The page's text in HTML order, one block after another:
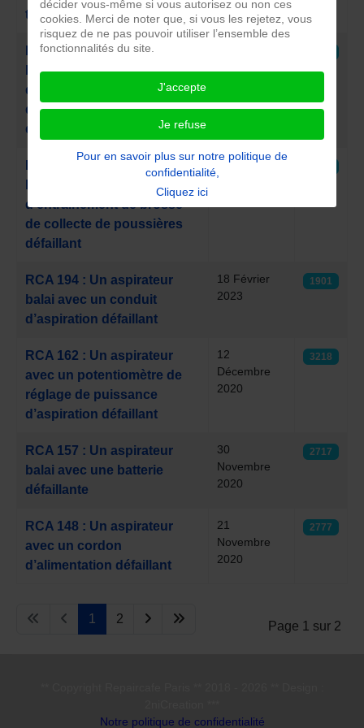
tube d’aspiration défaillant
RCA 196 : Un aspirateur
balai avec une courroie
d’entrainement de brosse
de collecte de poussières
défaillante
RCA 195 : Un aspirateur
d’entrainement de brosse
de collecte de poussières
défaillant
18 Février
2023
RCA 194 : Un aspirateur
balai avec un conduit
d’aspiration défaillant
18 Février
2023
1901
RCA 162 : Un aspirateur
avec un potentiomètre de
réglage de puissance
d’aspiration défaillant
12
Décembre
2020
3218
RCA 157 : Un aspirateur
balai avec une batterie
défaillante
30
Novembre
2020
2717
RCA 148 : Un aspirateur
avec un cordon
d’alimentation défaillant
21
Novembre
2020
2777
Page 1 sur 2
1 2
Notre politique de confidentialité
décider vous-même si vous autorisez ou non ces
cookies. Merci de noter que, si vous les rejetez, vous
risquez de ne pas pouvoir utiliser l’ensemble des
fonctionnalités du site.
J'accepte
Je refuse
Pour en savoir plus sur notre politique de
confidentialité,
Cliquez ici